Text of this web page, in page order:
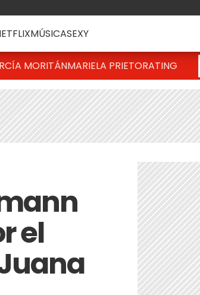
MÚSICASEXY
MORITÁNMARIELA PRIETORATING
el